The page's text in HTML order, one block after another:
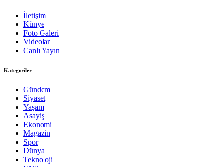
İletişim
Künye
Foto Galeri
Videolar
Canlı Yayın
Kategoriler
Gündem
Siyaset
Yaşam
Asayiş
Ekonomi
Magazin
Spor
Dünya
Teknoloji